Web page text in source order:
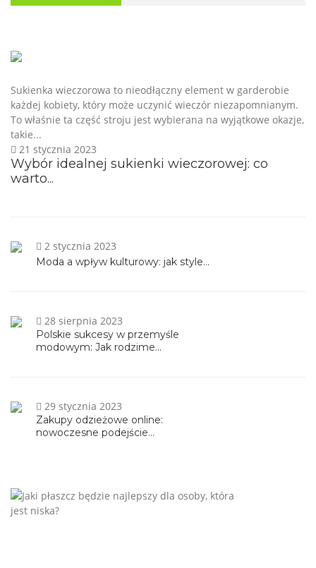
Wybór idealnej sukienki wieczorowej: co
warto...
21 stycznia 2023
Sukienka wieczorowa to nieodłączny element w garderobie
każdej kobiety, który może uczynić wieczór niezapomnianym.
To właśnie ta część stroju jest wybierana na wyjątkowe okazje,
takie...
Moda a wpływ kulturowy: jak style...
2 stycznia 2023
Polskie sukcesy w przemyśle
modowym: Jak rodzime...
28 sierpnia 2023
Zakupy odzieżowe online:
nowoczesne podejście...
29 stycznia 2023